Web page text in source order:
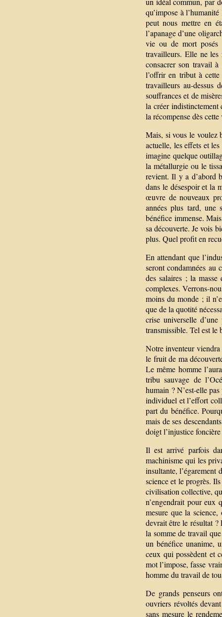
qu’impose à
peut nous mettre en
l’apanage d’une
vie ou de mort posés
travailleurs. Elle ne les
consacrer son travail
l’offrir en tribut à
travailleurs au-dessus
souffrances et de
la créer indistinctement
la récompense dès
Mais, si vous le voulez
actuelle, les effets et
imagine quelque
la métallurgie ou le
revient. Il y a d’abord
dans le désespoir et la
œuvre de nouveaux
années plus tard, une
bénéfice immense.
sa découverte. Je vois
plus. Quel profit en
En attendant que
seront condamnées au
des salaires ; la
complexes. Verrons-
moins du monde ; il
que de la quotité
crise universelle
transmissible. Tel est le
Notre inventeur
le fruit de ma
Le même homme
tribu sauvage de
humain ? N’est-elle
individuel et l’effort
part du bénéfice.
mais de ses
doigt l’injustice
Il est arrivé parfois
machinisme qui les
insultante, l’égarement
science et le progrès.
civilisation collective,
n’engendrait pour eux
mesure que la
devrait être le résultat
la somme de travail
un bénéfice unanime,
ceux qui possèdent et
mot l’impose, fasse
homme du travail de
De grands penseurs
ouvriers révoltés
sans mesure le